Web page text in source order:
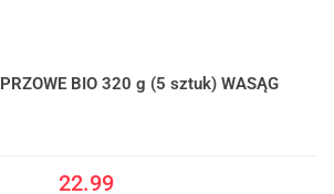
BIO 320 g (5 sztuk) WASĄG
22.99